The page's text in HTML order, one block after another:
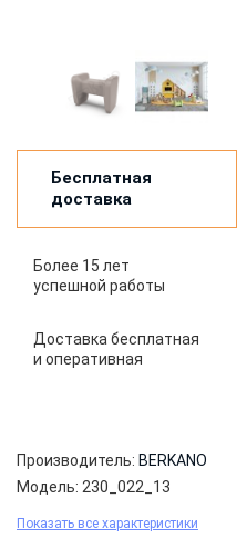
Бесплатная
доставка
Более 15 лет
успешной работы
Доставка бесплатная
и оперативная
Производитель: BERKANO
Модель: 230_022_13
Показать все характеристики